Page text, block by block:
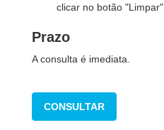
clicar no botão "Limpar"
Prazo
A consulta é imediata.
CONSULTAR